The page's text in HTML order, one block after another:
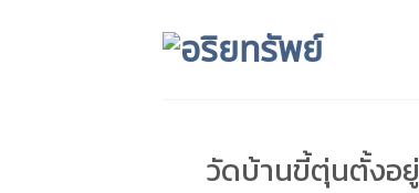
วัดบ้านขี้ตุ่นตั้งอยู่